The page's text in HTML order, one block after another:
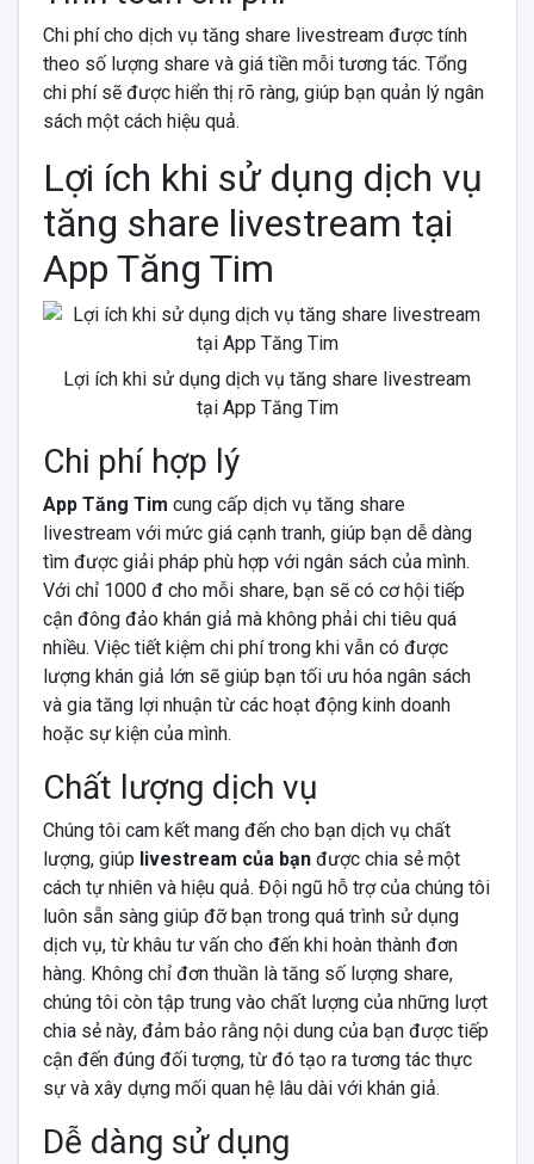
Chi phí cho dịch vụ tăng share livestream được tính
theo số lượng share và giá tiền mỗi tương tác. Tổng
chi phí sẽ được hiển thị rõ ràng, giúp bạn quản lý ngân
sách một cách hiệu quả.
Lợi ích khi sử dụng dịch vụ
tăng share livestream tại
App Tăng Tim
Lợi ích khi sử dụng dịch vụ tăng share livestream
tại App Tăng Tim
Chi phí hợp lý
App Tăng Tim cung cấp dịch vụ tăng share
livestream với mức giá cạnh tranh, giúp bạn dễ dàng
tìm được giải pháp phù hợp với ngân sách của mình.
Với chỉ 1000 đ cho mỗi share, bạn sẽ có cơ hội tiếp
cận đông đảo khán giả mà không phải chi tiêu quá
nhiều. Việc tiết kiệm chi phí trong khi vẫn có được
lượng khán giả lớn sẽ giúp bạn tối ưu hóa ngân sách
và gia tăng lợi nhuận từ các hoạt động kinh doanh
hoặc sự kiện của mình.
Chất lượng dịch vụ
Chúng tôi cam kết mang đến cho bạn dịch vụ chất
lượng, giúp livestream của bạnđược chia sẻ một
cách tự nhiên và hiệu quả. Đội ngũ hỗ trợ của chúng tôi
luôn sẵn sàng giúp đỡ bạn trong quá trình sử dụng
dịch vụ, từ khâu tư vấn cho đến khi hoàn thành đơn
hàng. Không chỉ đơn thuần là tăng số lượng share,
chúng tôi còn tập trung vào chất lượng của những lượt
chia sẻ này, đảm bảo rằng nội dung của bạn được tiếp
cận đến đúng đối tượng, từ đó tạo ra tương tác thực
sự và xây dựng mối quan hệ lâu dài với khán giả.
Dễ dàng sử dụng